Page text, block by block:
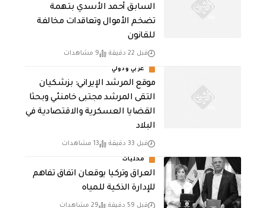
السابق أحمد الأسدي بتهمة
تضخم الأموال وتعاقدات مخالفة
للقانون
قبل 22 دقيقة 9 مشاهدات
عربي ودولي
موقع المرشد الإيراني: بزشكيان
التقى المرشد مجتبى خامنئي وبحثا
القضايا العسكرية والاقتصادية في
البلاد
قبل 33 دقيقة 13 مشاهدات
محليات
العراق وتركيا يوقعان اتفاق تفاهم
للإدارة الذكية للمياه
قبل 59 دقيقة 29 مشاهدات